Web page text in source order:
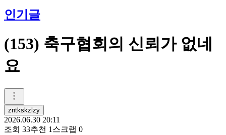
인기글
(153) 축구협회의 신뢰가 없네
요
zntkskzlzy
2026.06.30 20:11
조회 33추천 1 스크랩 0